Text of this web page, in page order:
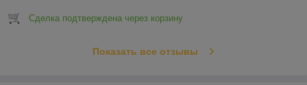
Сделка подтверждена через корзину
Показать все отзывы